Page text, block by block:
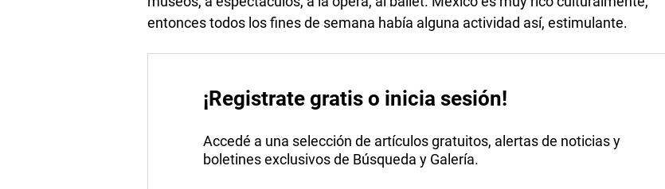
entonces todos los fines de semana había alguna actividad así, estimulante.
¡Registrate gratis o inicia sesión!
Accedé a una selección de artículos gratuitos, alertas de noticias y
boletines exclusivos de Búsqueda y Galería.